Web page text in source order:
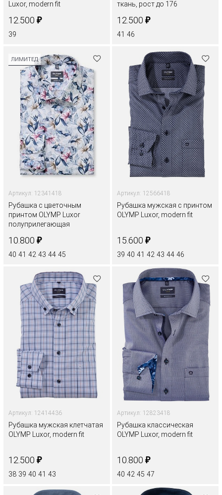
Luxor, modern fit
12.500 ₽
39
ткань, рост до 176
12.500 ₽
41 46
ЛИМИТЕД
Артикул: 12341418
Рубашка с цветочным
принтом OLYMP Luxor
полуприлегающая
10.800 ₽
40 41 42 43 44 45
Артикул: 12566418
Рубашка мужская с принтом
OLYMP Luxor, modern fit
15.600 ₽
39 40 41 42 43 44 46
Артикул: 12414436
Рубашка мужская клетчатая
OLYMP Luxor, modern fit
12.500 ₽
38 39 40 41 43
Артикул: 12823418
Рубашка классическая
OLYMP Luxor, modern fit
10.800 ₽
40 42 45 47